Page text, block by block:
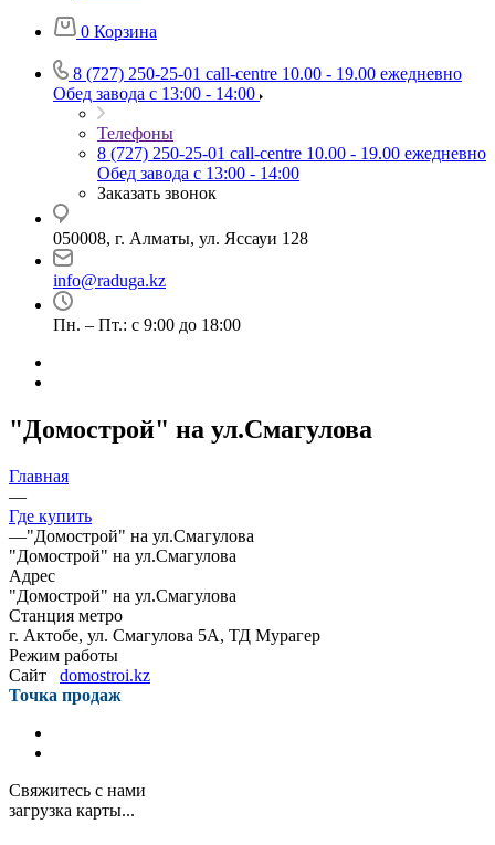
0 Корзина
8 (727) 250-25-01 call-centre 10.00 - 19.00 ежедневно
Обед завода с 13:00 - 14:00
Телефоны
8 (727) 250-25-01 call-centre 10.00 - 19.00 ежедневно
Обед завода с 13:00 - 14:00
Заказать звонок
050008, г. Алматы, ул. Яссауи 128
info@raduga.kz
Пн. – Пт.: с 9:00 до 18:00
"Домострой" на ул.Смагулова
Главная
—
Где купить
—"Домострой" на ул.Смагулова
"Домострой" на ул.Смагулова
Адрес
"Домострой" на ул.Смагулова
Станция метро
г. Актобе, ул. Смагулова 5А, ТД Мурагер
Режим работы
Сайт domostroi.kz
Точка продаж
Свяжитесь с нами
загрузка карты...